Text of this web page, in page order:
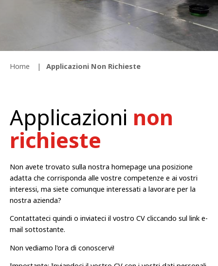
Home Applicazioni Non Richieste
Applicazioni non
richieste
Non avete trovato sulla nostra homepage una posizione
adatta che corrisponda alle vostre competenze e ai vostri
interessi, ma siete comunque interessati a lavorare per la
nostra azienda?
Contattateci quindi o inviateci il vostro CV cliccando sul link e-
mail sottostante.
Non vediamo l'ora di conoscervi!